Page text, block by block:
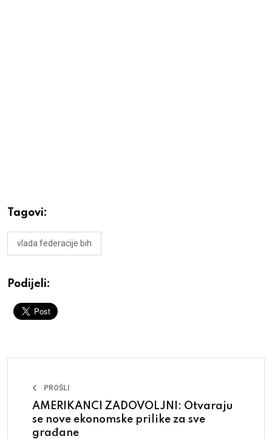
Tagovi:
vlada federacije bih
Podijeli:
PROŠLI
AMERIKANCI ZADOVOLJNI: Otvaraju
se nove ekonomske prilike za sve
građane